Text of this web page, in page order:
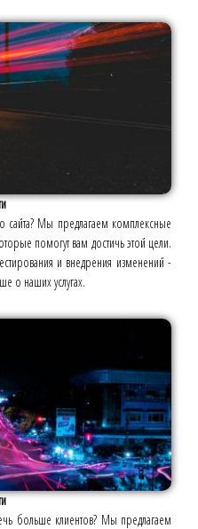
сайта? Мы предлагаем комплексные
помогут вам достичь этой цели.
и внедрения изменений -
о наших услугах.
больше клиентов? Мы предлагаем